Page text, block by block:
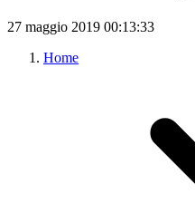
27 maggio 2019 00:13:33
Home